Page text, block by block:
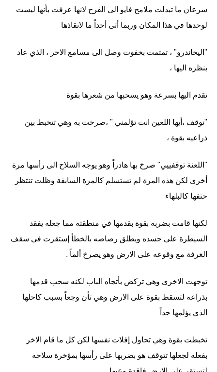
سرعان ما تبدلت ملامح فايو الى الفرح لانها عرفت بأنها ليست
لوحدها في هذا المكان وربما أتى أحداً ما لانقاذها
"اليخاندرو" ، تمتمت بخفوت وصل الى مسامع الاخر ، الذي عاد
بنظره اليها ،
تقدم اليها بسرعة وهو يسحبها من شعرها بقوة
"توقف ،أيها اللعين انت تؤلمني " ،صرخت به وهي تتخبط بين
ذراعيه بقوة ،
"اللعنة توقفييي" صرخ بها هادراً وهو يوجه السلاح الى رأسها مرة
أخرى لكن هذه المرة لم تستسلم كالمرة السابقة وظلت تنتظر
حتفها كالبلهاء
لكنها قامت بضربه بقوة بقدمها في منطقته مما جعله يفقد
السيطرة على جسده ويطلق رصاصه بالخطأ إستقرت في سقف
الغرفة مع وقوعه على الارض وهو يصرخ ألماً .
توجهت الاخرى وهي تركض بأتجاه الباب لكنه سحب قدمها
بذراعه لتسقط بقوة على الارض وهي تأن وجعاً بسبب كاحلها
الذي يؤلمها جداً
تخبطت بقوة وهي تحاول إفلات نفسها لكن كل ما قام الاخر
بفعله لجعلها تتوقف هو بضربها على رأسها بمؤخرة سلاحه